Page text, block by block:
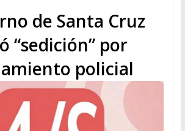
de Santa Cruz
“sedición” por
policial